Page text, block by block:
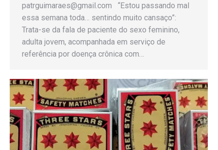
patrguimaraes@gmail.com “Estou passando mal
essa semana toda… sentindo muito cansaço”:
Trata-se da fala de paciente do sexo feminino,
adulta jovem, acompanhada em serviço de
referência por doença crônica com…